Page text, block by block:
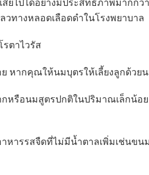
ยไปได้อย่างมีประสิทธิภาพมากกว่
วทางหลอดเลือดดำในโรงพยาบาล
ตาไวรัส
หากคุณให้นมบุตรให้เลี้ยงลูกด้วย
รือนมสูตรปกติในปริมาณเล็กน้อย
หารรสจืดที่ไม่มีน้ำตาลเพิ่มเช่นข